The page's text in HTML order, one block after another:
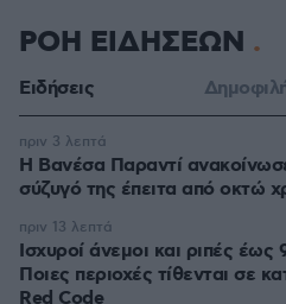
ΡΟΗ ΕΙΔΗΣΕΩΝ
Ειδήσεις
Η Βανέσα Παραντί
σύζυγό της έπειτα από οκτώ
πριν 3 λεπτά
Ισχυροί άνεμοι και ριπές
Ποιες περιοχές τίθενται σε
Red Code
πριν 13 λεπτά